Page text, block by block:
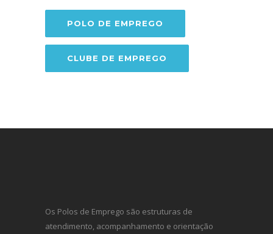
POLO DE EMPREGO
CLUBE DE EMPREGO
Os Polos de Emprego são estruturas de
atendimento, acompanhamento e orientação